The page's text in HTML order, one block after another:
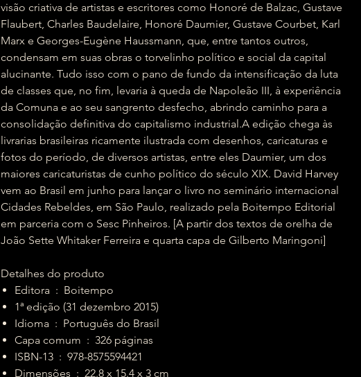
visão criativa de artistas e escritores como Honoré de Balzac, Gustave
Flaubert, Charles Baudelaire, Honoré Daumier, Gustave Courbet, Karl
Marx e Georges-Eugène Haussmann, que, entre tantos outros,
condensam em suas obras o torvelinho político e social da capital
alucinante. Tudo isso com o pano de fundo da intensificação da luta
de classes que, no fim, levaria à queda de Napoleão III, à experiência
da Comuna e ao seu sangrento desfecho, abrindo caminho para a
consolidação definitiva do capitalismo industrial.A edição chega às
livrarias brasileiras ricamente ilustrada com desenhos, caricaturas e
fotos do período, de diversos artistas, entre eles Daumier, um dos
maiores caricaturistas de cunho político do século XIX. David Harvey
vem ao Brasil em junho para lançar o livro no seminário internacional
Cidades Rebeldes, em São Paulo, realizado pela Boitempo Editorial
em parceria com o Sesc Pinheiros. [A partir dos textos de orelha de
João Sette Whitaker Ferreira e quarta capa de Gilberto Maringoni]
Detalhes do produto
Editora ‏ : ‎ Boitempo
1ª edição (31 dezembro 2015)
Idioma ‏ : ‎ Português do Brasil
Capa comum ‏ : ‎ 326 páginas
ISBN-13 ‏ : ‎ 978-8575594421
Dimensões ‏ : ‎ 22.8 x 15.4 x 3 cm